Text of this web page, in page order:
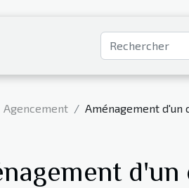
Agencement Aménagement d'un